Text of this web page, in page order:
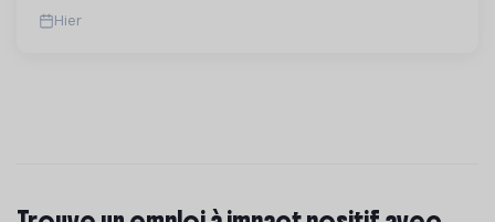
Hier